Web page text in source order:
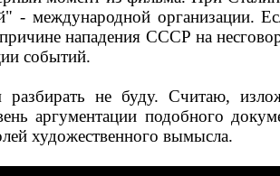
- международной организации.
нападения СССР на
событий.
не буду. Считаю,
аргументации подобного
художественного вымысла.